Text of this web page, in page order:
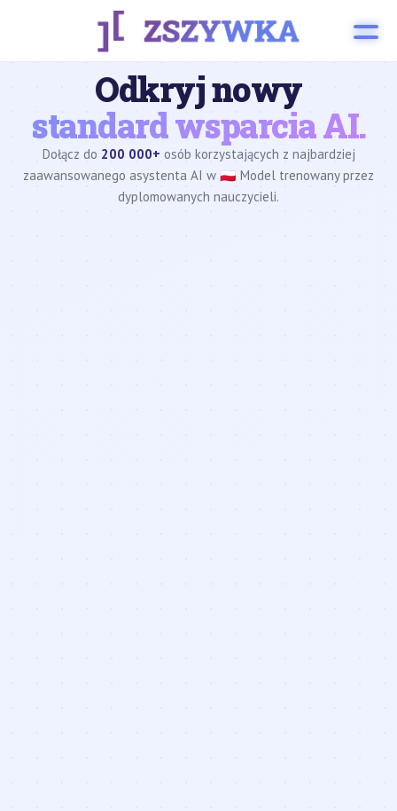
Odkryj nowy
standard wsparcia AI.
Dołącz do 200 000+ osób korzystających z najbardziej
zaawansowanego asystenta AI w 🇵🇱 Model trenowany przez
dyplomowanych nauczycieli.